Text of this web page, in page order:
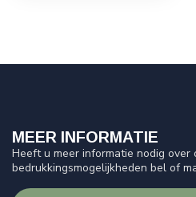
MEER INFORMATIE
Heeft u meer informatie nodig over
bedrukkingsmogelijkheden bel of